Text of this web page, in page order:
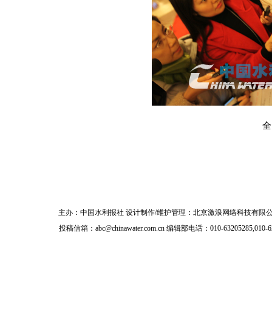
主办： 中国水利报社 设计制作/维护管理：北京激浪网络科技有限
投稿信箱：abc@chinawater.com.cn 编辑部电话：010-63205285,010-